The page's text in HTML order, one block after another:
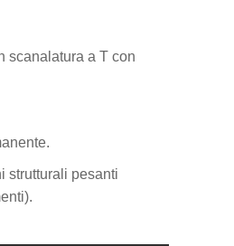
scanalatura a T con
strutturali pesanti